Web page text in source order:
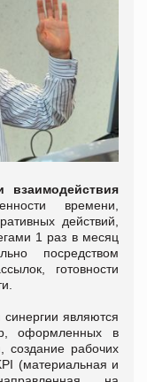
взаимодействия
времени,
действий,
1 раз в месяц
посредством
готовности
являются
оформленных в
создание рабочих
(материальная и